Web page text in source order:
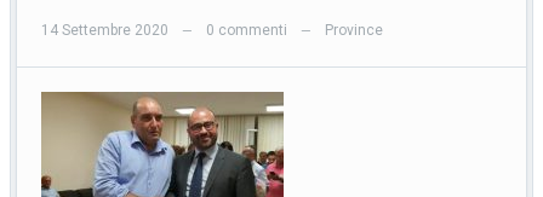
14 Settembre 2020 — 0 commenti — Province